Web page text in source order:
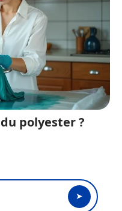
polyester ?